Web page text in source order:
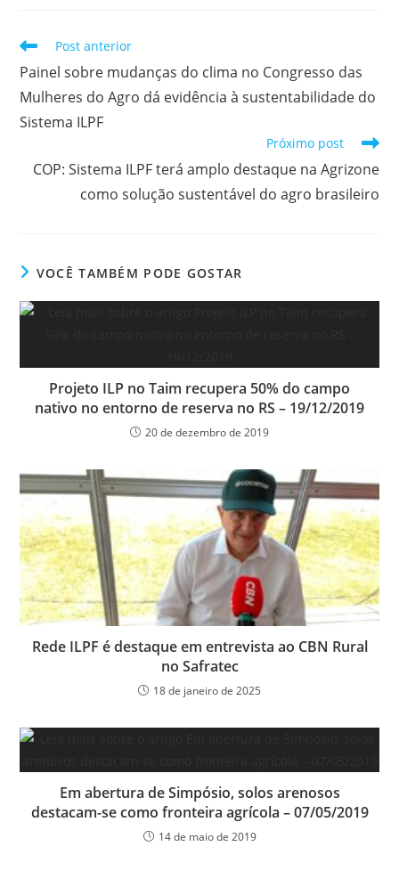
Post anterior
Painel sobre mudanças do clima no Congresso das
Mulheres do Agro dá evidência à sustentabilidade do
Sistema ILPF
Próximo post
COP: Sistema ILPF terá amplo destaque na Agrizone
como solução sustentável do agro brasileiro
VOCÊ TAMBÉM PODE GOSTAR
Projeto ILP no Taim recupera 50% do campo
nativo no entorno de reserva no RS – 19/12/2019
20 de dezembro de 2019
Rede ILPF é destaque em entrevista ao CBN Rural
no Safratec
18 de janeiro de 2025
Em abertura de Simpósio, solos arenosos
destacam-se como fronteira agrícola – 07/05/2019
14 de maio de 2019